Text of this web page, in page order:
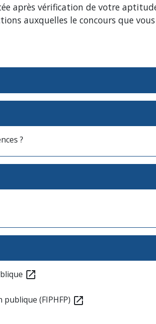
après vérification de votre
auxquelles le concours que vous
?
open_in_new
(FIPHFP) open_in_new